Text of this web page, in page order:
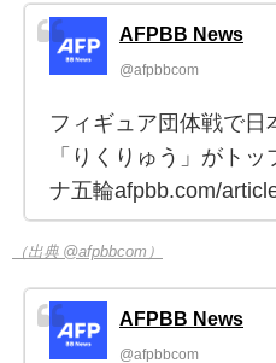
AFPBB News
@afpbbcom
フィギュア団体戦で日
「りくりゅう」がト
ナ五輪afpbb.com/
（出典 @afpbbcom）
AFPBB News
@afpbbcom